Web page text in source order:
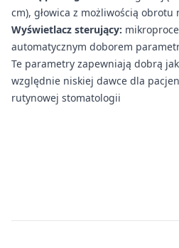
cm), głowica z możliwością obrotu
Wyświetlacz sterujący:
automatycznym doborem
Te parametry zapewniają dobrą
względnie niskiej dawce dla
rutynowej stomatologii